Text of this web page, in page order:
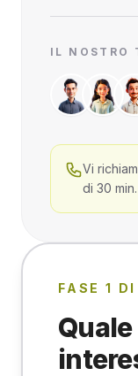
IL NOSTRO
Vi
di 30 min.
FASE 1